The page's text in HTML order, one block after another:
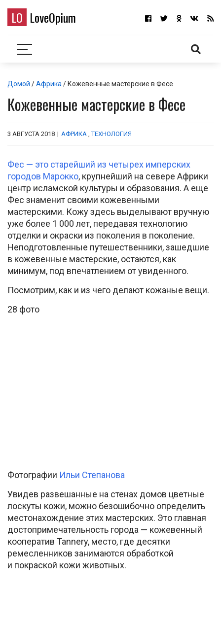
LO LoveOpium
Домой /Африка / Кожевенные мастерские в Фесе
Кожевенные мастерские в Фесе
3 АВГУСТА 2018 | АФРИКА ,ТЕХНОЛОГИЯ
Фес — это старейший из четырех имперских
городов Марокко, крупнейший на севере Африки
центр исламской культуры и образования. А еще
Фес знаменит своими кожевенными
мастерскими. Кожу здесь выделывают вручную
уже более 1 000 лет, передавая технологию
отделки и окраски из поколения в поколение.
Неподготовленные путешественники, зашедшие
в кожевенные мастерские, остаются, как
минимум, под впечатлением от увиденного.
Посмотрим, как и из чего делают кожаные вещи.
28 фото
Фотографии Ильи Степанова
Увидев развешанные на стенах домов цветные
лоскуты кожи, можно безошибочно определить
местонахождение этих мастерских. Это главная
достопримечательность города — кожевенный
кооператив Tannery, место, где десятки
ремесленников занимаются обработкой
и покраской кожи животных.